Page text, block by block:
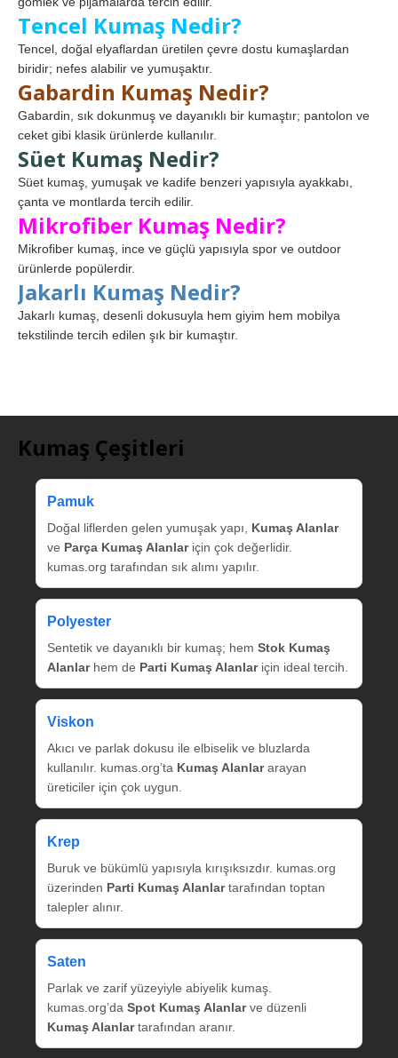
Tencel Kumaş Nedir?
Tencel, doğal elyaflardan üretilen çevre dostu kumaşlardan
biridir; nefes alabilir ve yumuşaktır.
Gabardin Kumaş Nedir?
Gabardin, sık dokunmuş ve dayanıklı bir kumaştır; pantolon ve
ceket gibi klasik ürünlerde kullanılır.
Süet Kumaş Nedir?
Süet kumaş, yumuşak ve kadife benzeri yapısıyla ayakkabı,
çanta ve montlarda tercih edilir.
Mikrofiber Kumaş Nedir?
Mikrofiber kumaş, ince ve güçlü yapısıyla spor ve outdoor
ürünlerde popülerdir.
Jakarlı Kumaş Nedir?
Jakarlı kumaş, desenli dokusuyla hem giyim hem mobilya
tekstilinde tercih edilen şık bir kumaştır.
Kumaş Çeşitleri
Pamuk
Doğal liflerden gelen yumuşak yapı, Kumaş Alanlar
ve Parça Kumaş Alanlariçin çok değerlidir.
kumas.org tarafından sık alımı yapılır.
Polyester
Sentetik ve dayanıklı bir kumaş; hem Stok Kumaş
Alanlarhem de Parti Kumaş Alanlariçin ideal tercih.
Viskon
Akıcı ve parlak dokusu ile elbiselik ve bluzlarda
kullanılır. kumas.org’ta Kumaş Alanlararayan
üreticiler için çok uygun.
Krep
Buruk ve bükümlü yapısıyla kırışıksızdır. kumas.org
üzerinden Parti Kumaş Alanlartarafından toptan
talepler alınır.
Saten
Parlak ve zarif yüzeyiyle abiyelik kumaş.
kumas.org’da Spot Kumaş Alanlarve düzenli
Kumaş Alanlartarafından aranır.